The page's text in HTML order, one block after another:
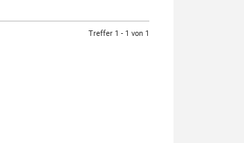
Treffer 1 - 1 von 1